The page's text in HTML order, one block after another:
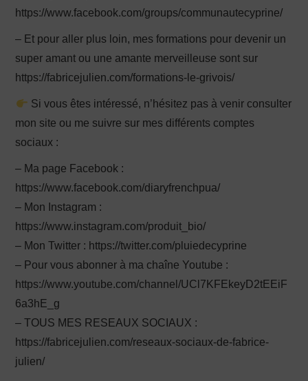
https://www.facebook.com/groups/communautecyprine/
– Et pour aller plus loin, mes formations pour devenir un
super amant ou une amante merveilleuse sont sur
https://fabricejulien.com/formations-le-grivois/
Si vous êtes intéressé, n’hésitez pas à venir consulter
mon site ou me suivre sur mes différents comptes
sociaux :
– Ma page Facebook :
https://www.facebook.com/diaryfrenchpua/
– Mon Instagram :
https://www.instagram.com/produit_bio/
– Mon Twitter : https://twitter.com/pluiedecyprine
– Pour vous abonner à ma chaîne Youtube :
https://www.youtube.com/channel/UCl7KFEkeyD2tEEiF
6a3hE_g
– TOUS MES RESEAUX SOCIAUX :
https://fabricejulien.com/reseaux-sociaux-de-fabrice-
julien/